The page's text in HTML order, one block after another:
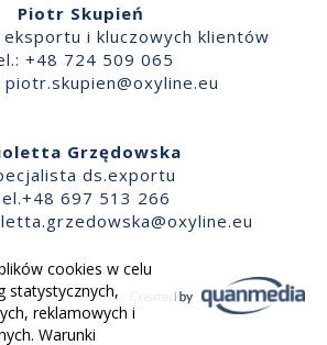
Piotr Skupień
i kluczowych klientów
+48 724 509 065
piotr.skupien@oxyline.eu
Grzędowska
ds.exportu
697 513 266
cookies w celu
statystycznych,
reklamowych i
Warunki